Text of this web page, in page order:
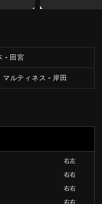
- 田宮
ルティネス - 岸田
右左
右右
右右
右右